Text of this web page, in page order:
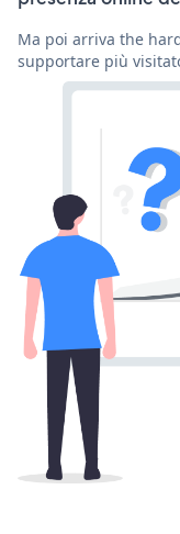
Ma poi arriva the
supportare più